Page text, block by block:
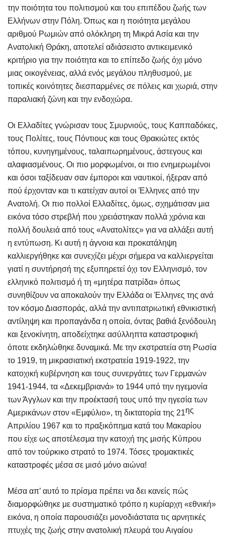
την ποιότητα του πολιτισμού και του επιπέδου ζωής των
Ελλήνων στην Πόλη. Όπως και η ποιότητα μεγάλου
αριθμού Ρωμιών από ολόκληρη τη Μικρά Ασία και την
Ανατολική Θράκη, αποτελεί αδιάσειστο αντικειμενικό
κριτήριο για την ποιότητα και το επίπεδο ζωής όχι μόνο
μιας οικογένειας, αλλά ενός μεγάλου πληθυσμού, με
τοπικές κοινότητες διεσπαρμένες σε πόλεις και χωριά, στην
παραλιακή ζώνη και την ενδοχώρα.
Οι Ελλαδίτες γνώρισαν τους Σμυρνιούς, τους Καππαδόκες,
τους Πολίτες, τους Πόντιους και τους Θρακιώτες εκτός
τόπου, κυνηγημένους, ταλαιπωρημένους, άστεγους και
αλαφιασμένους. Οι πιο μορφωμένοι, οι πιο ενημερωμένοι
και όσοι ταξίδευαν σαν έμποροι και ναυτικοί, ήξεραν από
πού έρχονταν και τι κατείχαν αυτοί οι Έλληνες από την
Ανατολή. Οι πιο πολλοί Ελλαδίτες, όμως, σχημάτισαν μια
εικόνα τόσο στρεβλή που χρειάστηκαν πολλά χρόνια και
πολλή δουλειά από τους «Ανατολίτες» για να αλλάξει αυτή
η εντύπωση. Κι αυτή η άγνοια και προκατάληψη
καλλιεργήθηκε και συνεχίζει μέχρι σήμερα να καλλιεργείται
γιατί η συντήρησή της εξυπηρετεί όχι τον Ελληνισμό, τον
ελληνικό πολιτισμό ή τη «μητέρα πατρίδα» όπως
συνηθίζουν να αποκαλούν την Ελλάδα οι Έλληνες της ανά
τον κόσμο Διασποράς, αλλά την αντιπατριωτική εθνικιστική
αντίληψη και προπαγάνδα η οποία, όντας βαθιά ξενόδουλη
και ξενοκίνητη, αποδείχτηκε ασύλληπτα καταστροφική
όποτε εκδηλώθηκε δυναμικά. Με την εκστρατεία στη Ρωσία
το 1919, τη μικρασιατική εκστρατεία 1919-1922, την
κατοχική κυβέρνηση και τους συνεργάτες των Γερμανών
1941-1944, τα «Δεκεμβριανά» το 1944 υπό την ηγεμονία
των Άγγλων και την προέκτασή τους υπό την ηγεσία των
Αμερικάνων στον «Εμφύλιο», τη δικτατορία της 21ης
Απριλίου 1967 και το πραξικόπημα κατά του Μακαρίου
που είχε ως αποτέλεσμα την κατοχή της μισής Κύπρου
από τον τούρκικο στρατό το 1974. Τόσες τρομακτικές
καταστροφές μέσα σε μισό μόνο αιώνα!
Μέσα απ’ αυτό το πρίσμα πρέπει να δει κανείς πώς
διαμορφώθηκε με συστηματικό τρόπο η κυρίαρχη «εθνική»
εικόνα, η οποία παρουσιάζει μονοδιάστατα τις αρνητικές
πτυχές της ζωής στην ανατολική πλευρά του Αιγαίου